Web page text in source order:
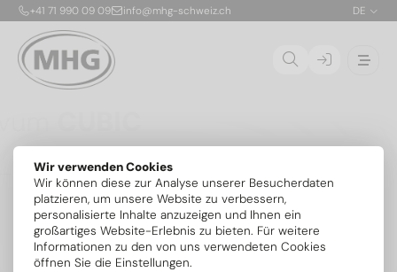
Wir verwenden Cookies
Wir können diese zur Analyse unserer Besucherdaten
platzieren, um unsere Website zu verbessern,
personalisierte Inhalte anzuzeigen und Ihnen ein
großartiges Website-Erlebnis zu bieten. Für weitere
Informationen zu den von uns verwendeten Cookies
öffnen Sie die Einstellungen.
+41 71 990 09 09 info@mhg-schweiz.ch DE
Die CUBIC ist die erste patentierte, stapelbare
Propan-Solewärmepumpe für die Aufstellung im
Gebäude. Dank nur 150 g Kältemittel R290 pro Modul
ist die sichere Innenaufstellung bis 54 kW ohne
zusätzliche Sicherheitsvorrichtungen möglich. Die
flexibel kombinierbaren Module mit je 6,8 kW lassen
sich exakt an den Bedarf anpassen und später
erweitern – mit serienmässig integrierter aktiver